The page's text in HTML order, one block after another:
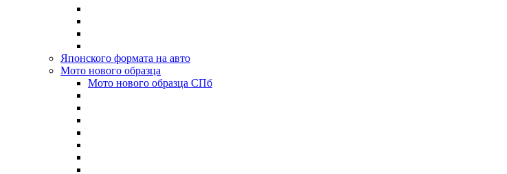
Японского формата на авто
Мото нового образца
Мото нового образца СПб